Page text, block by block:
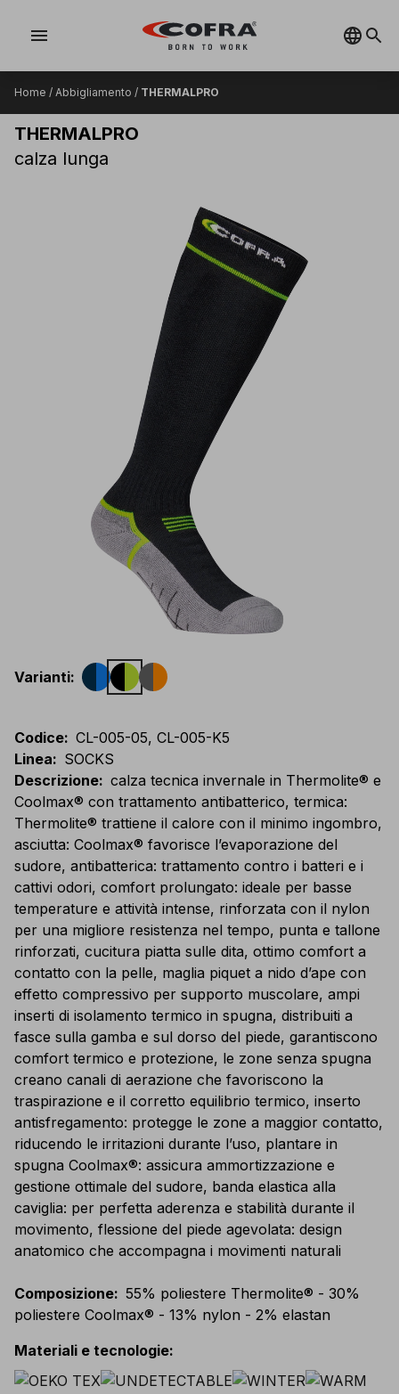
menu
Home / Abbigliamento / THERMALPRO
THERMALPRO
calza lunga
Varianti:
Codice: CL-005-05, CL-005-K5
Linea: SOCKS
Descrizione: calza tecnica invernale in Thermolite® e
Coolmax® con trattamento antibatterico, termica:
Thermolite® trattiene il calore con il minimo ingombro,
asciutta: Coolmax® favorisce l’evaporazione del
sudore, antibatterica: trattamento contro i batteri e i
cattivi odori, comfort prolungato: ideale per basse
temperature e attività intense, rinforzata con il nylon
per una migliore resistenza nel tempo, punta e tallone
rinforzati, cucitura piatta sulle dita, ottimo comfort a
contatto con la pelle, maglia piquet a nido d’ape con
effetto compressivo per supporto muscolare, ampi
inserti di isolamento termico in spugna, distribuiti a
fasce sulla gamba e sul dorso del piede, garantiscono
comfort termico e protezione, le zone senza spugna
creano canali di aerazione che favoriscono la
traspirazione e il corretto equilibrio termico, inserto
antisfregamento: protegge le zone a maggior contatto,
riducendo le irritazioni durante l’uso, plantare in
spugna Coolmax®: assicura ammortizzazione e
gestione ottimale del sudore, banda elastica alla
caviglia: per perfetta aderenza e stabilità durante il
movimento, flessione del piede agevolata: design
anatomico che accompagna i movimenti naturali
Composizione: 55% poliestere Thermolite® - 30%
poliestere Coolmax® - 13% nylon - 2% elastan
Materiali e tecnologie: